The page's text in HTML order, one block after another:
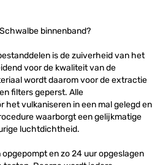
binnenband?
is de zuiverheid van het
voor de kwaliteit van de
wordt daarom voor de extractie
filters geperst. Alle
het vulkaniseren in een mal gelegd en
waarborgt een gelijkmatige
luchtdichtheid.
en zo 24 uur opgeslagen